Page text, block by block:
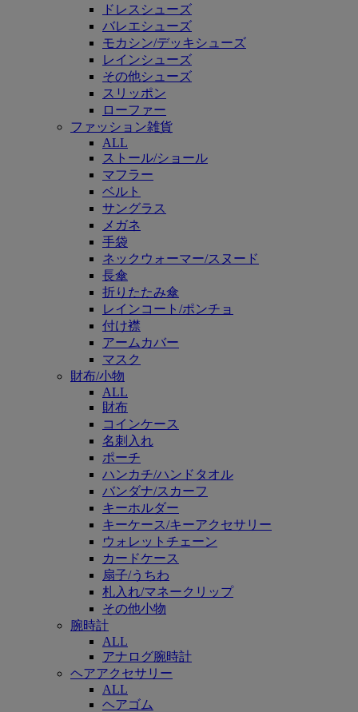
ドレスシューズ
バレエシューズ
モカシン/デッキシューズ
レインシューズ
その他シューズ
スリッポン
ローファー
ファッション雑貨
ALL
ストール/ショール
マフラー
ベルト
サングラス
メガネ
手袋
ネックウォーマー/スヌード
長傘
折りたたみ傘
レインコート/ポンチョ
付け襟
アームカバー
マスク
財布/小物
ALL
財布
コインケース
名刺入れ
ポーチ
ハンカチ/ハンドタオル
バンダナ/スカーフ
キーホルダー
キーケース/キーアクセサリー
ウォレットチェーン
カードケース
扇子/うちわ
札入れ/マネークリップ
その他小物
腕時計
ALL
アナログ腕時計
ヘアアクセサリー
ALL
ヘアゴム